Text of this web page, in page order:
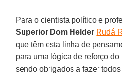
Para o cientista político e
Superior Dom Helder Rudá
que têm esta linha de
para uma lógica de reforço do
sendo obrigados a fazer